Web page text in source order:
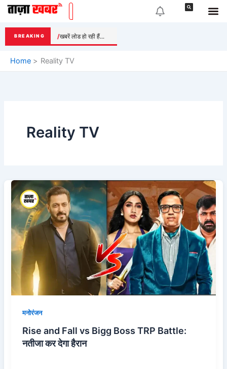
Skip
content
BREAKING खबरें लोड हो रही हैं...
Home Reality TV
Reality TV
मनोरंजन
Rise and Fall vs Bigg Boss TRP Battle:
नतीजा कर देगा हैरान
Rise
and
Fall
vs
Bigg
Boss
TRP
Battle:
नतीजा
कर
देगा